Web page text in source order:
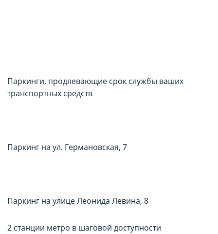
Паркинги, продлевающие срок службы ваших
транспортных средств
Паркинг на ул. Германовская, 7
Паркинг на улице Леонида Левина, 8
2 станции метро в шаговой доступности